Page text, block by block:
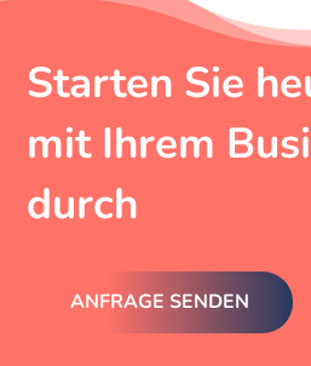
Starten Sie
mit Ihrem
durch
ANFRAGE SENDEN